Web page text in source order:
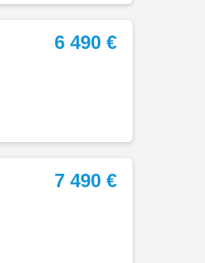
6 490 €
7 490 €